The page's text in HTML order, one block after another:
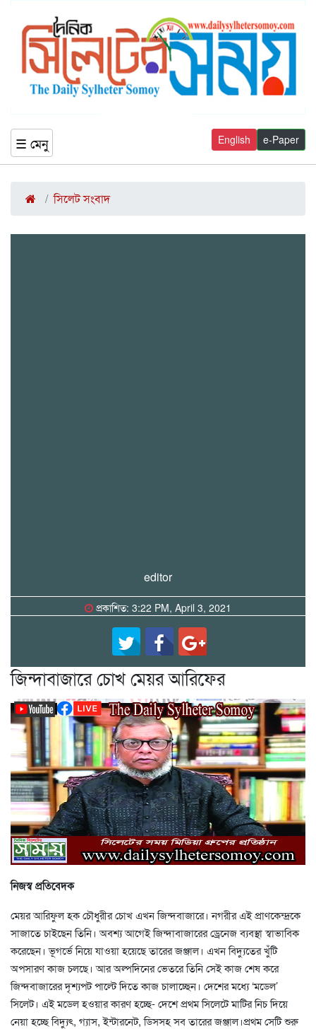
☰ মেনু e-Paper
English
সিলেট সংবাদ
editor
প্রকাশিত: 3:22 PM, April 3, 2021
জিন্দাবাজারে চোখ মেয়র আরিফের
নিজস্ব প্রতিবেদক
মেয়র আরিফুল হক চৌধুরীর চোখ এখন জিন্দবাজারে। নগরীর এই প্রাণকেন্দ্রকে
সাজাতে চাইছেন তিনি। অবশ্য আগেই জিন্দাবাজারের ড্রেনেজ ব্যবস্থা স্বাভাবিক
করেছেন। ভূগর্ভে নিয়ে যাওয়া হয়েছে তারের জঞ্জাল। এখন বিদ্যুতের খুঁটি
অপসারণ কাজ চলছে। আর অল্পদিনের ভেতরে তিনি সেই কাজ শেষ করে
জিন্দবাজারের দৃশ্যপট পাল্টে দিতে কাজ চালাচ্ছেন। দেশের মধ্যে ‘মডেল’
সিলেট। এই মডেল হওয়ার কারণ হচ্ছে- দেশে প্রথম সিলেটে মাটির নিচ দিয়ে
নেয়া হচ্ছে বিদ্যুৎ, গ্যাস, ইন্টারনেট, ডিসসহ সব তারের জঞ্জাল।প্রথম সেটি শুরু